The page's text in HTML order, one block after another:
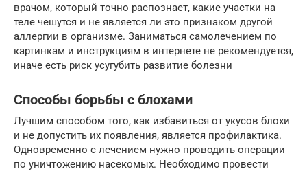
врачом, который точно распознает, какие участки на
теле чешутся и не является ли это признаком другой
аллергии в организме. Заниматься самолечением по
картинкам и инструкциям в интернете не рекомендуется,
иначе есть риск усугубить развитие болезни
Способы борьбы с блохами
Лучшим способом того, как избавиться от укусов блохи
и не допустить их появления, является профилактика.
Одновременно с лечением нужно проводить операции
по уничтожению насекомых. Необходимо провести